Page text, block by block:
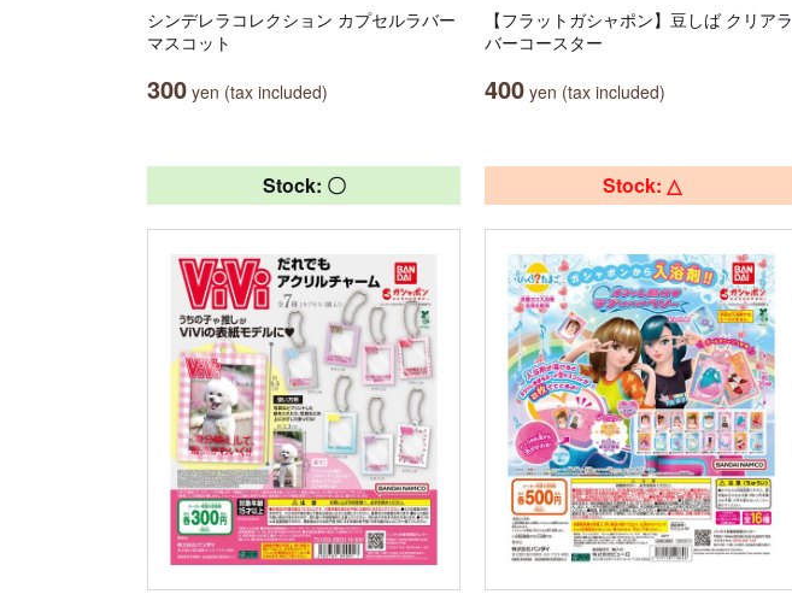
シンデレラコレクション カプセルラバー
マスコット
300 yen (tax included)
【フラットガシャポン】豆しば クリアラ
バーコースター
400 yen (tax included)
Stock: 〇 Stock: △